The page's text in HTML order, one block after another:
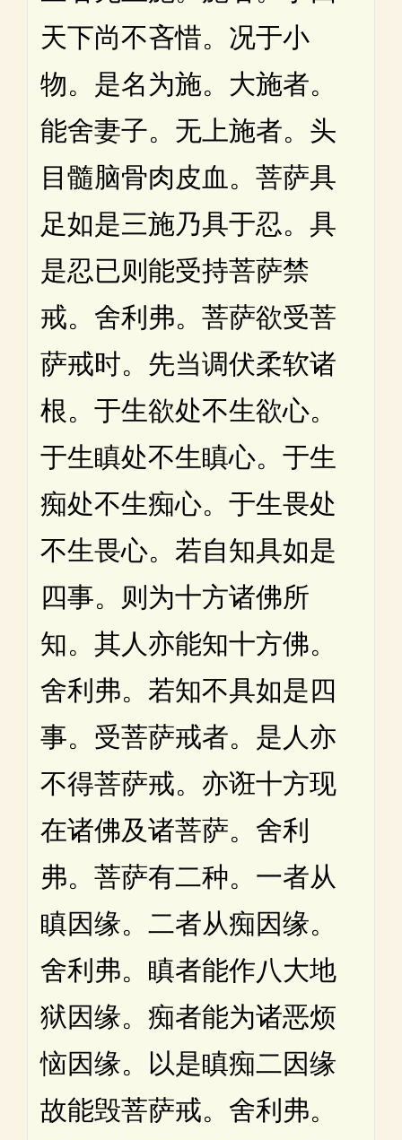
天下尚不吝惜。况于小
物。是名为施。大施者。
能舍妻子。无上施者。头
目髓脑骨肉皮血。菩萨具
足如是三施乃具于忍。具
是忍已则能受持菩萨禁
戒。舍利弗。菩萨欲受菩
萨戒时。先当调伏柔软诸
根。于生欲处不生欲心。
于生瞋处不生瞋心。于生
痴处不生痴心。于生畏处
不生畏心。若自知具如是
四事。则为十方诸佛所
知。其人亦能知十方佛。
舍利弗。若知不具如是四
事。受菩萨戒者。是人亦
不得菩萨戒。亦诳十方现
在诸佛及诸菩萨。舍利
弗。菩萨有二种。一者从
瞋因缘。二者从痴因缘。
舍利弗。瞋者能作八大地
狱因缘。痴者能为诸恶烦
恼因缘。以是瞋痴二因缘
故能毁菩萨戒。舍利弗。